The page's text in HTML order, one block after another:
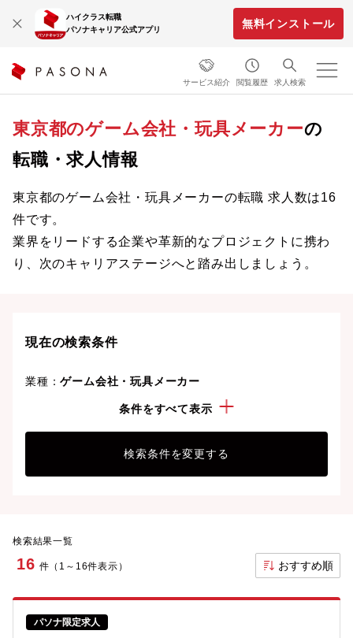
ハイクラス転職
パソナキャリア公式アプリ
無料インストール
サービス紹介 閲覧履歴 求人検索
東京都のゲーム会社・玩具メーカーの
転職・求人情報
東京都のゲーム会社・玩具メーカーの転職 求人数は16
件です。
業界をリードする企業や革新的なプロジェクトに携わ
り、次のキャリアステージへと踏み出しましょう。
現在の検索条件
業種：ゲーム会社・玩具メーカー
条件をすべて表示
検索条件を変更する
検索結果一覧
16 件（1～16件表示） おすすめ順
パソナ限定求人